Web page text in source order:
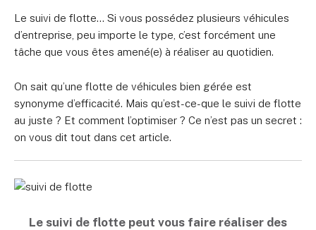
Le suivi de flotte… Si vous possédez plusieurs véhicules
d’entreprise, peu importe le type, c’est forcément une
tâche que vous êtes amené(e) à réaliser au quotidien.
On sait qu’une flotte de véhicules bien gérée est
synonyme d’efficacité. Mais qu’est-ce-que le suivi de flotte
au juste ? Et comment l’optimiser ? Ce n’est pas un secret :
on vous dit tout dans cet article.
Le suivi de flotte peut vous faire réaliser des